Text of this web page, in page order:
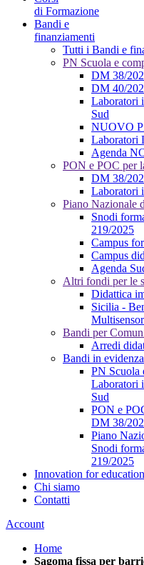
di Formazione
Bandi e
finanziamenti
Tutti i Bandi e
PN Scuola e
DM 38/
DM 40/
Laboratori
Sud
NUOVO
Laboratori
Agenda
PON e POC per
DM 38/
Laboratori
Piano Nazionale
Snodi
219/2025
Campus
Campus
Agenda
Altri fondi per le
Didattica
Sicilia -
Bandi per
Arredi
Bandi in evidenza
PN Scuola
Laboratori
Sud
PON e
DM 38/
Piano
Snodi
219/2025
Innovation for education
Chi siamo
Contatti
Account
Home
Sagoma fissa per